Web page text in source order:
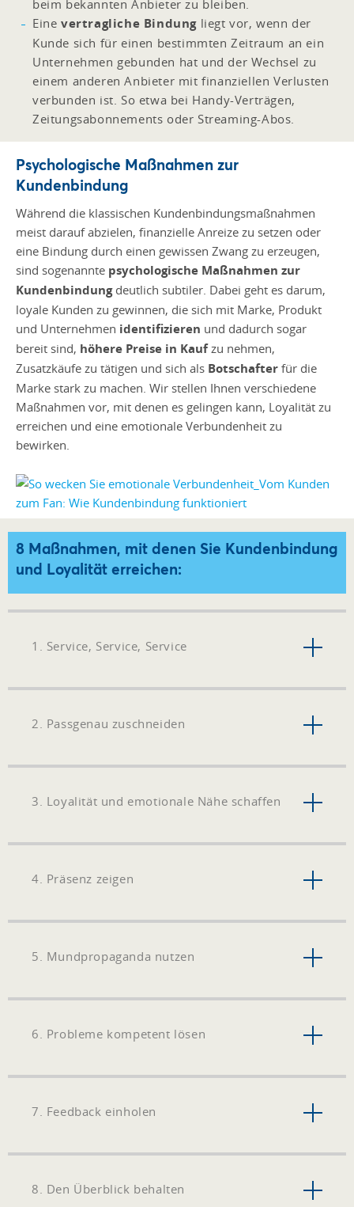
beim bekannten Anbieter zu bleiben.
Eine vertragliche Bindung liegt vor, wenn der
Kunde sich für einen bestimmten Zeitraum an ein
Unternehmen gebunden hat und der Wechsel zu
einem anderen Anbieter mit finanziellen Verlusten
verbunden ist. So etwa bei Handy-Verträgen,
Zeitungsabonnements oder Streaming-Abos.
Psychologische Maßnahmen zur
Kundenbindung
Während die klassischen Kundenbindungsmaßnahmen
meist darauf abzielen, finanzielle Anreize zu setzen oder
eine Bindung durch einen gewissen Zwang zu erzeugen,
sind sogenannte psychologische Maßnahmen zur
Kundenbindungdeutlich subtiler. Dabei geht es darum,
loyale Kunden zu gewinnen, die sich mit Marke, Produkt
und Unternehmen identifizieren und dadurch sogar
bereit sind, höhere Preise in Kaufzu nehmen,
Zusatzkäufe zu tätigen und sich als Botschafter für die
Marke stark zu machen. Wir stellen Ihnen verschiedene
Maßnahmen vor, mit denen es gelingen kann, Loyalität zu
erreichen und eine emotionale Verbundenheit zu
bewirken.
8 Maßnahmen, mit denen Sie Kundenbindung
und Loyalität erreichen:
1. Service, Service, Service
2. Passgenau zuschneiden
3. Loyalität und emotionale Nähe schaffen
4. Präsenz zeigen
5. Mundpropaganda nutzen
6. Probleme kompetent lösen
7. Feedback einholen
8. Den Überblick behalten